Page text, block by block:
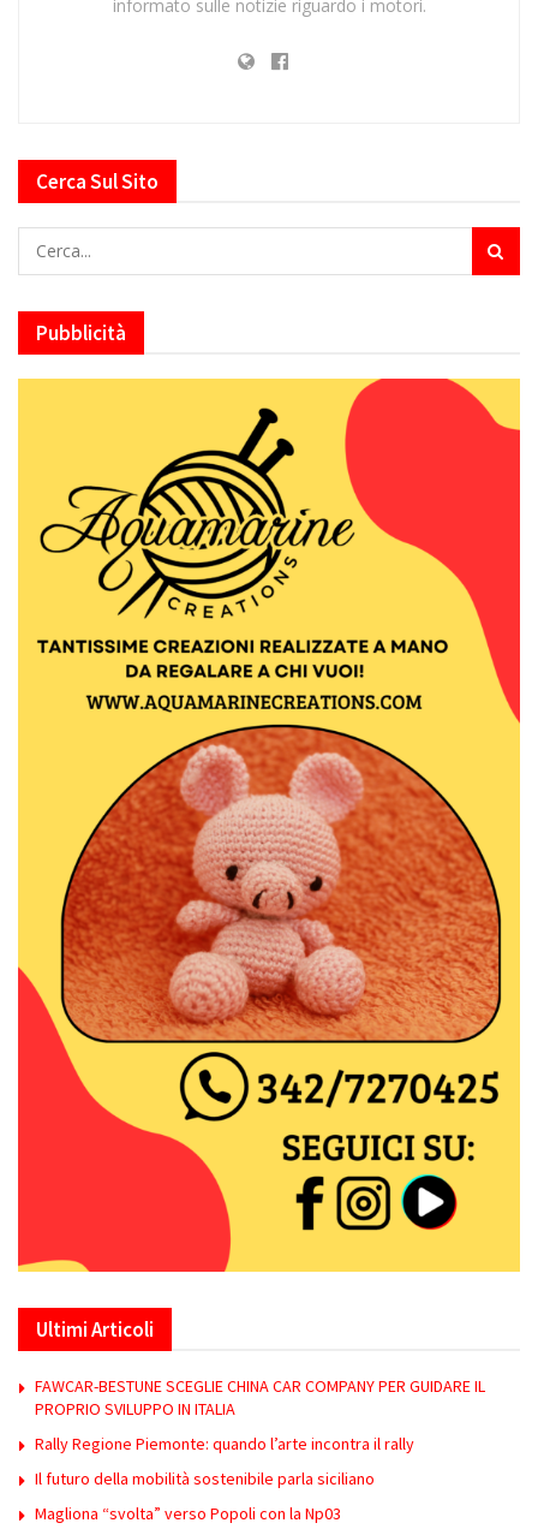
informato sulle notizie riguardo i motori.
Cerca Sul Sito
Pubblicità
Ultimi Articoli
FAWCAR-BESTUNE SCEGLIE CHINA CAR COMPANY PER GUIDARE IL
PROPRIO SVILUPPO IN ITALIA
Rally Regione Piemonte: quando l’arte incontra il rally
Il futuro della mobilità sostenibile parla siciliano
Magliona “svolta” verso Popoli con la Np03